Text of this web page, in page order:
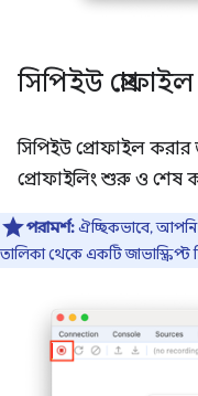
সিপিইউ
সিপিইউ প্রোফাইল করার
প্রোফাইলিং শুরু ও শেষ
পরামর্শ:ঐচ্ছিকভাবে, আপনি
তালিকা থেকে একটি জাভাস্ক্রিপ্ট